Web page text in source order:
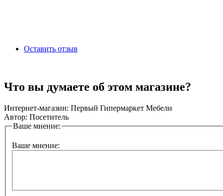
Оставить отзыв
Что вы думаете об этом магазине?
Интернет-магазин: Первый Гипермаркет Мебели
Автор: Посетитель
Ваше мнение:
Ваше мнение: